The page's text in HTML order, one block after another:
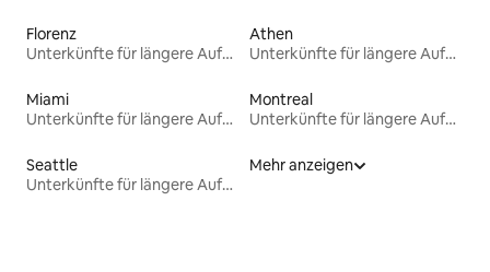
Florenz
Unterkünfte für längere Aufenthalte
Athen
Unterkünfte für längere Aufenthalte
Miami
Unterkünfte für längere Aufenthalte
Montreal
Unterkünfte für längere Aufenthalte
Seattle
Unterkünfte für längere Aufenthalte
Mehr anzeigen